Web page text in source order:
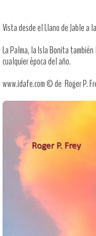
Vista desde el Llano de Jable a
La Palma, la Isla Bonita
cualquier época del año.
www.idafe.com © de Roger P.